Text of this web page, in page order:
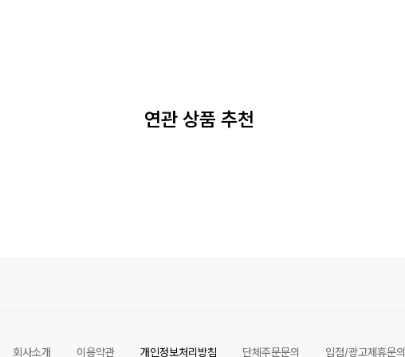
연관 상품 추천
회사소개 이용약관 개인정보처리방침 단체주문문의 입점/광고제휴문의